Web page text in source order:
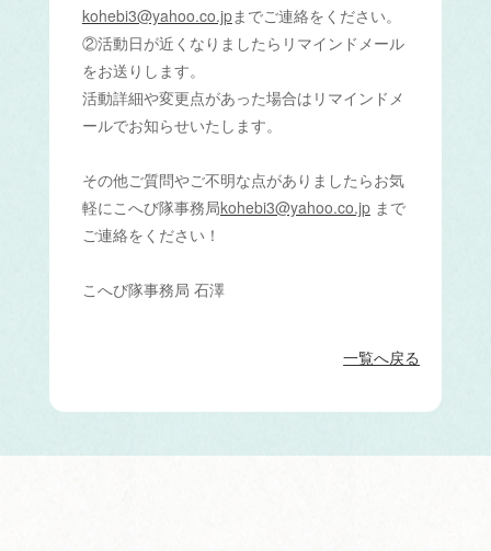
kohebi3@yahoo.co.jp‬までご連絡をください。
②活動日が近くなりましたらリマインドメール
をお送りします。
活動詳細や変更点があった場合はリマインドメ
ールでお知らせいたします。
その他ご質問やご不明な点がありましたらお気
軽にこへび隊事務局‪kohebi3@yahoo.co.jp‬ まで
ご連絡をください！
こへび隊事務局 石澤
一覧へ戻る